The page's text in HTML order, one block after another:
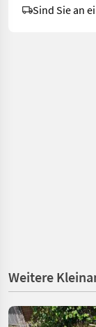
Sind Sie an
Weitere